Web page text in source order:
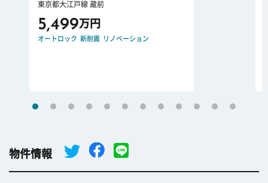
東京都大江戸線 蔵前
5,499万円
オートロック 新耐震 リノベーション
物件情報